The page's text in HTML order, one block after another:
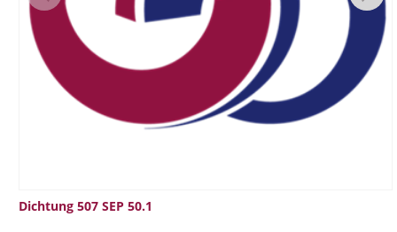
Dichtung 507 SEP 50.1